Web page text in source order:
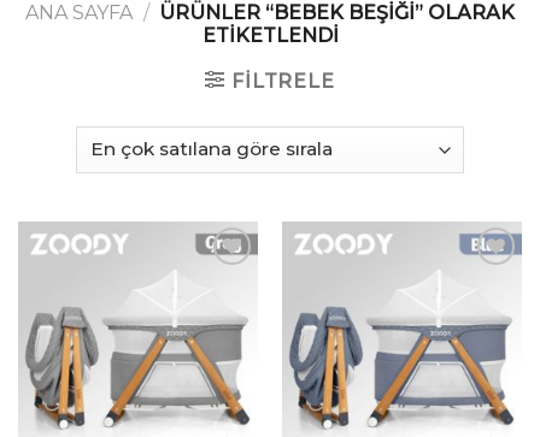
ANA SAYFA / ÜRÜNLER “BEBEK BEŞIĞI” OLARAK
ETIKETLENDI
FILTRELE
İstek
Listeme
Ekle
İstek
Listeme
Ekle